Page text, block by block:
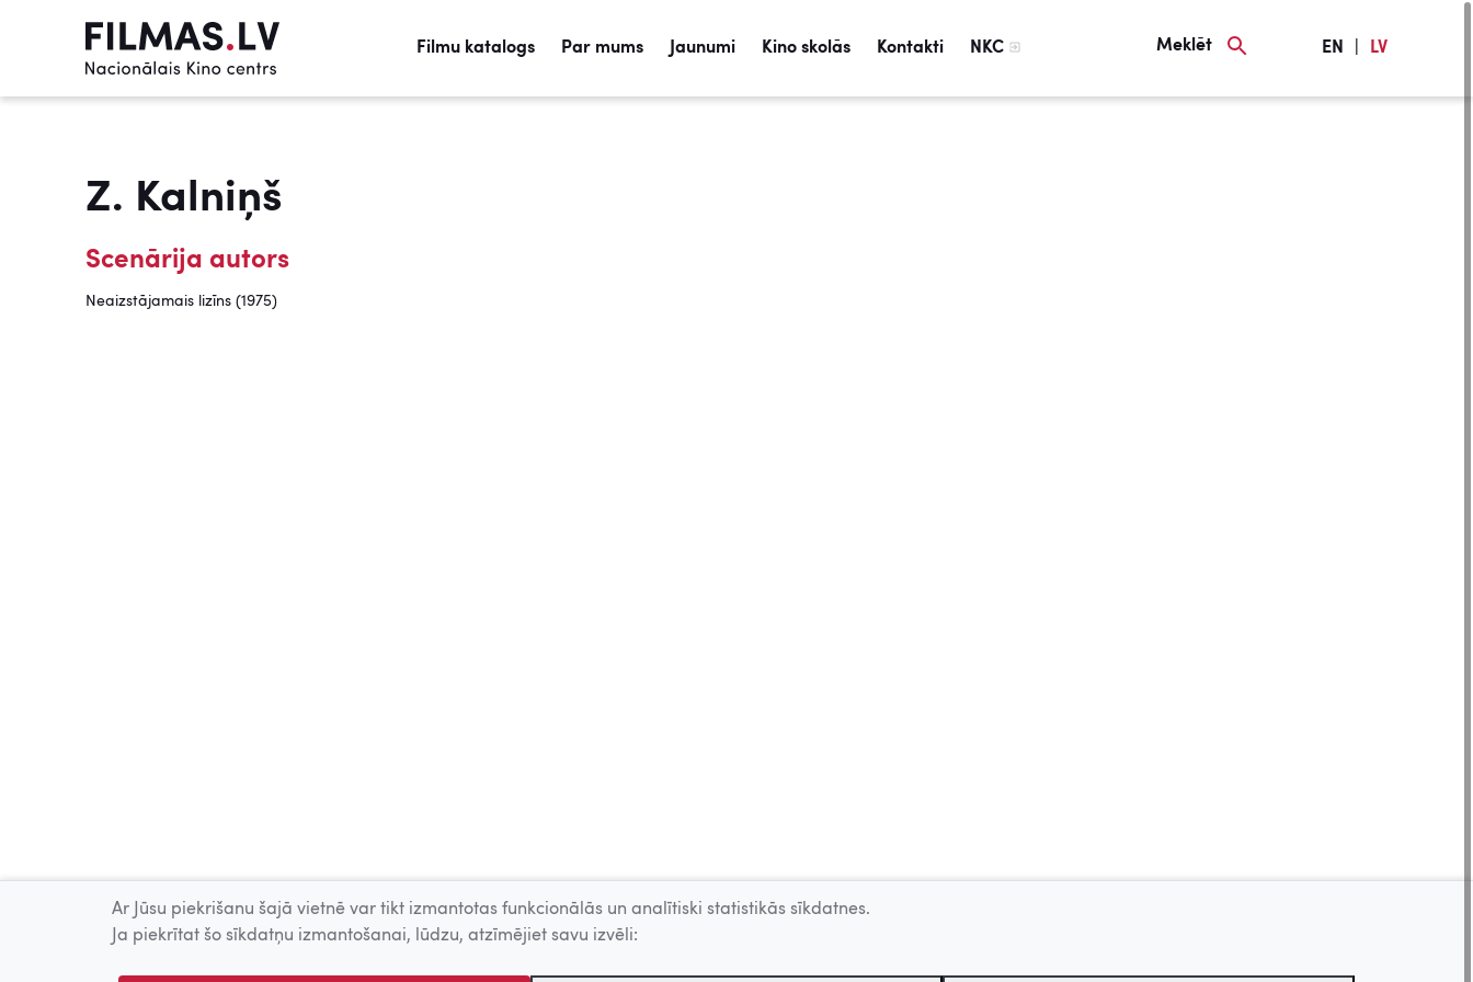
Filmu katalogs Par mums Jaunumi Kino skolās Kontakti NKC Meklēt EN LV
Z. Kalniņš
Scenārija autors
Neaizstājamais lizīns (1975)
Ar Jūsu piekrišanu šajā vietnē var tikt izmantotas funkcionālās un analītiski statistikās sīkdatnes.
Ja piekrītat šo sīkdatņu izmantošanai, lūdzu, atzīmējiet savu izvēli: